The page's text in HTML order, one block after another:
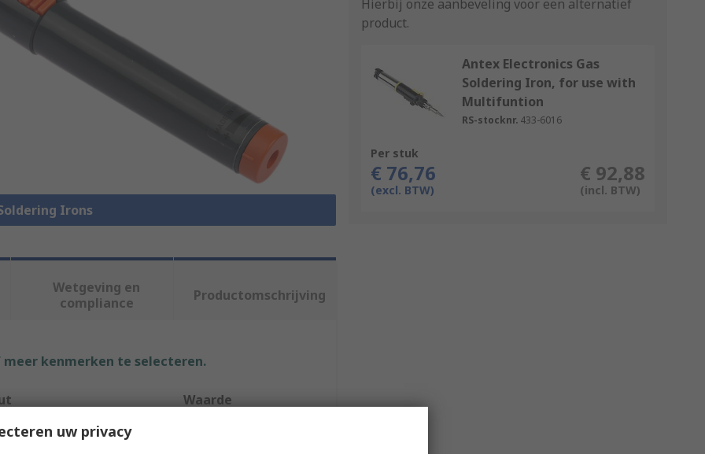
Irons
Hierbij onze aanbeveling voor een alternatief
product.
Antex Electronics Gas
Soldering Iron, for use with
Multifuntion
RS-stocknr. 433-6016
Per stuk
€ 76,76
(excl. BTW)
€ 92,88
(incl. BTW)
Wetgeving en
compliance
Productomschrijving
kenmerken te selecteren.
Waarde
uw privacy